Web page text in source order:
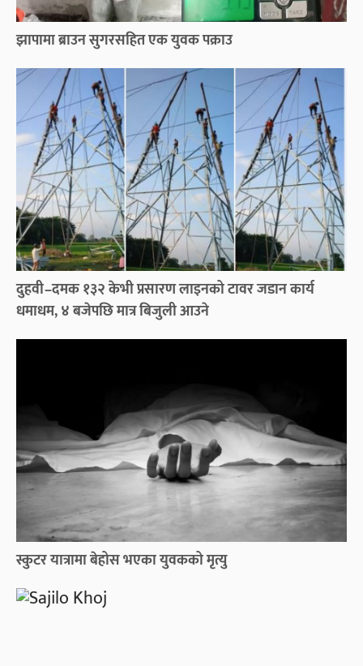
झापामा ब्राउन सुगरसहित एक युवक पक्राउ
दुहवी–दमक १३२ केभी प्रसारण लाइनको टावर जडान कार्य
धमाधम, ४ बजेपछि मात्र बिजुली आउने
स्कुटर यात्रामा बेहोस भएका युवकको मृत्यु